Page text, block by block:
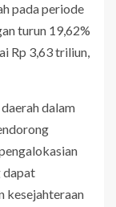
pada periode
turun 19,62%
Rp 3,63 triliun,
dalam
dapat
kesejahteraan